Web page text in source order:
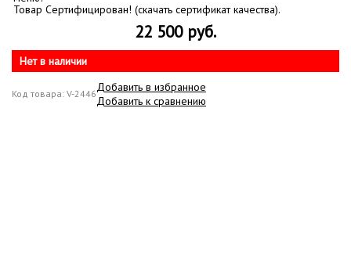
Товар Сертифицирован! (скачать сертификат качества).
22 500 руб.
Нет в наличии
Код товара: V-2446Добавить в избранное
Добавить к сравнению